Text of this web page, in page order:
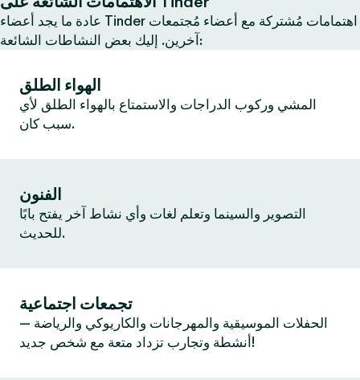
عادة ما يجد أعضاء Tinder اهتمامات مُشتركة مع أعضاء مُجتمعات
آخرين. إليك بعض النشاطات الشائعة:
الهواء الطلق
المشي وركوب الدراجات والاستمتاع بالهواء الطلق لأي
سبب كان.
الفنون
التصوير والسينما وتعلم لغات وأي نشاط آخر يفتح بابًا
للحديث.
تجمعات اجتماعية
الحفلات الموسيقية والمهرجانات والكاريوكي والرياضة —
أنشطة وتجارب تزداد متعة مع شخص جديد!